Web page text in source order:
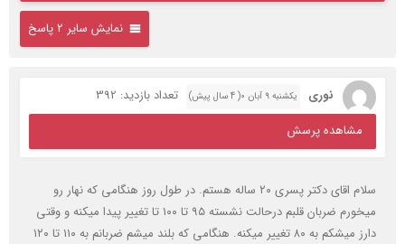
نمایش سایر 2 پاسخ
نوری یکشنبه ۹ آبان ۰( 4 سال پیش)
تعداد بازدید: 392
مشاهده پرسش
سلام اقای دکتر پسری ۲۰ ساله هستم. در طول روز هنگامی که نهار رو
میخورم ضربان قلبم درحالت نشسته ۹۵ تا ۱۰۰ تا تغییر پیدا میکنه و وقتی
دارز میشکم به ۸۰ تغییر میکنه. هنگامی که بلند میشم ضربانم به ۱۱۰ تا ۱۲۰